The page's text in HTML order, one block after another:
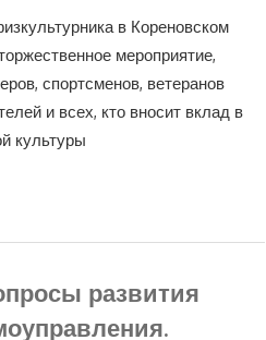
в Кореновском
мероприятие,
спортсменов, ветеранов
и всех, кто вносит вклад в
культуры
развития